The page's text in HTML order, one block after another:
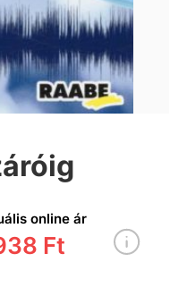
online ár
Ft